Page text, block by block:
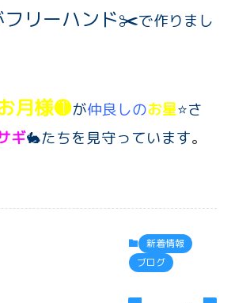
リーハンド✂️で作りまし
月様🟡が仲良しのお星⭐さ
ギ🐇たちを見守っています。
新着情報
ブログ